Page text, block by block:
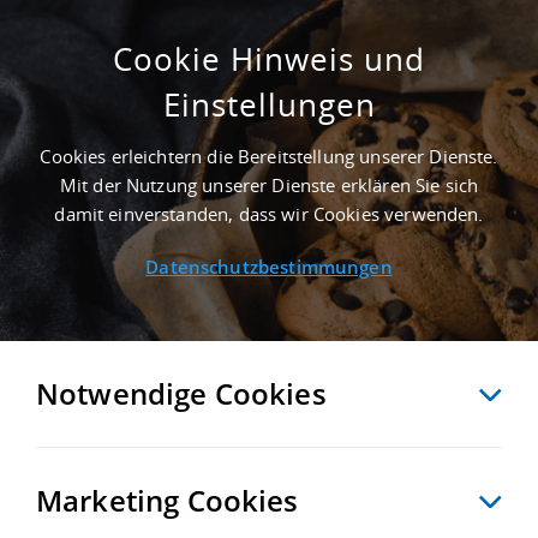
NEWS
Startseite Neueste Beiträge
ARCHIV
EIN NEUES LAGER FÜR SCHNEEPFLUG
& CO IN LANDSHUT
Cookie Hinweis und
Einstellungen
Cookies erleichtern die Bereitstellung unserer Dienste.
Mit der Nutzung unserer Dienste erklären Sie sich
damit einverstanden, dass wir Cookies verwenden.
Datenschutzbestimmungen
Notwendige Cookies
Marketing Cookies